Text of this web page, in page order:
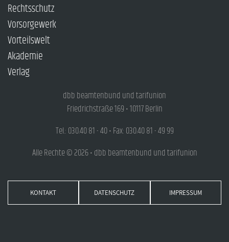
Rechtsschutz
Vorsorgewerk
Vorteilswelt
Akademie
Verlag
dbb beamtenbund und tarifunion
Friedrichstraße 169 • 10117 Berlin
Tel.: 030.40 81 - 40 • Fax: 030.40 81 - 49 99
Alle Rechte © 2026 • dbb beamtenbund und tarifunion
KONTAKT DATENSCHUTZ IMPRESSUM